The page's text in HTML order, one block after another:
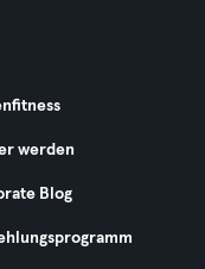
werden
Blog